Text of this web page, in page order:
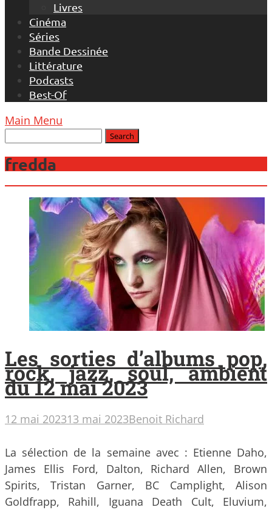
Livres
Cinéma
Séries
Bande Dessinée
Littérature
Podcasts
Best-Of
Main Menu
fredda
Les sorties d’albums pop,
rock, jazz, soul, ambient
du 12 mai 2023
12 mai 202313 mai 2023Benoit Richard
La sélection de la semaine avec : Etienne Daho,
James Ellis Ford, Dalton, Richard Allen, Brown
Spirits, Tristan Garner, BC Camplight, Alison
Goldfrapp, Rahill, Iguana Death Cult, Eluvium,